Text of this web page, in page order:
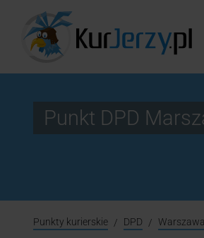
Punkt DPD
Punkty kurierskie DPD Warszawa